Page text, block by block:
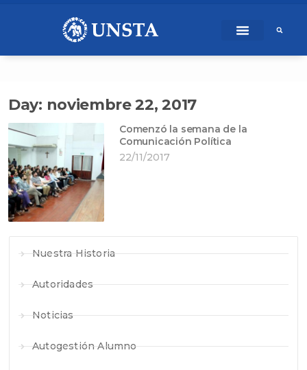
Day: noviembre 22, 2017
Comenzó la semana de la
Comunicación Política
22/11/2017
Nuestra Historia
Autoridades
Noticias
Autogestión Alumno